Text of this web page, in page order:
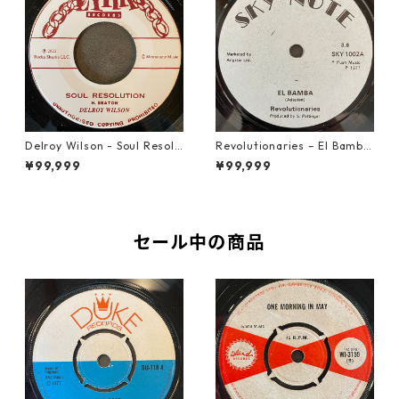
Delroy Wilson - Soul Resolu
tion【7-21935】
¥99,999
Revolutionaries – El Bamba
【7-21855】
¥99,999
セール中の商品